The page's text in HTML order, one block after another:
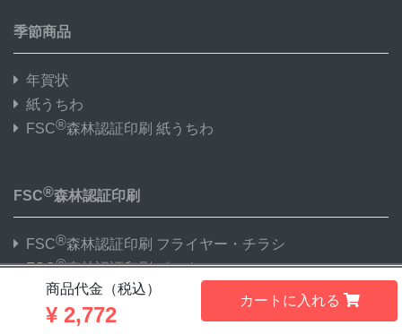
商品代金（税込）
¥ 2,772
カートに入れる
季節商品
年賀状
紙うちわ
FSC®森林認証印刷 紙うちわ
FSC®森林認証印刷
FSC®森林認証印刷 フライヤー・チラシ
FSC®森林認証印刷 ポスター
FSC®森林認証印刷 名刺・カード
FSC®森林認証印刷 折パンフレット